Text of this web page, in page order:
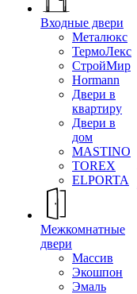
Входные двери
Металюкс
ТермоЛекс
СтройМир
Hormann
Двери в
квартиру
Двери в
дом
MASTINO
TOREX
ELPORTA
Межкомнатные
двери
Массив
Экошпон
Эмаль